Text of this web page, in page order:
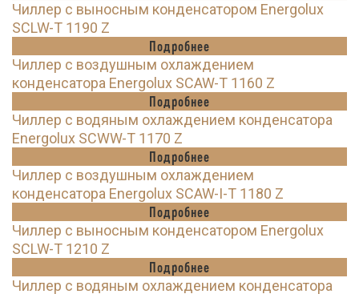
Чиллер с выносным конденсатором Energolux
SCLW-T 1190 Z
Подробнее
Чиллер с воздушным охлаждением
конденсатора Energolux SCAW-T 1160 Z
Подробнее
Чиллер с водяным охлаждением конденсатора
Energolux SCWW-T 1170 Z
Подробнее
Чиллер с воздушным охлаждением
конденсатора Energolux SCAW-I-T 1180 Z
Подробнее
Чиллер с выносным конденсатором Energolux
SCLW-T 1210 Z
Подробнее
Чиллер с водяным охлаждением конденсатора